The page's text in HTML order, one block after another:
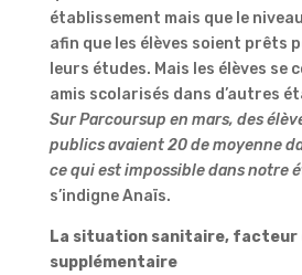
établissement mais que le
afin que les élèves soient prêts
leurs études. Mais l es élèves se
amis scolarisés dans d’autres
Sur Parcoursup en mars, des
publics avaient 20 de moyenne
ce qui est impossible dans notre
s’indigne Anaïs.
La situation sanitaire, facteur
supplémentaire